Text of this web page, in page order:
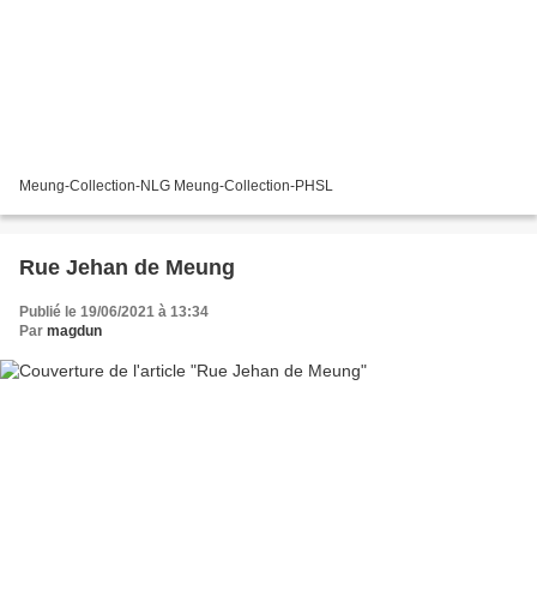
Meung-Collection-NLG Meung-Collection-PHSL
Rue Jehan de Meung
Publié le 19/06/2021 à 13:34
Par magdun